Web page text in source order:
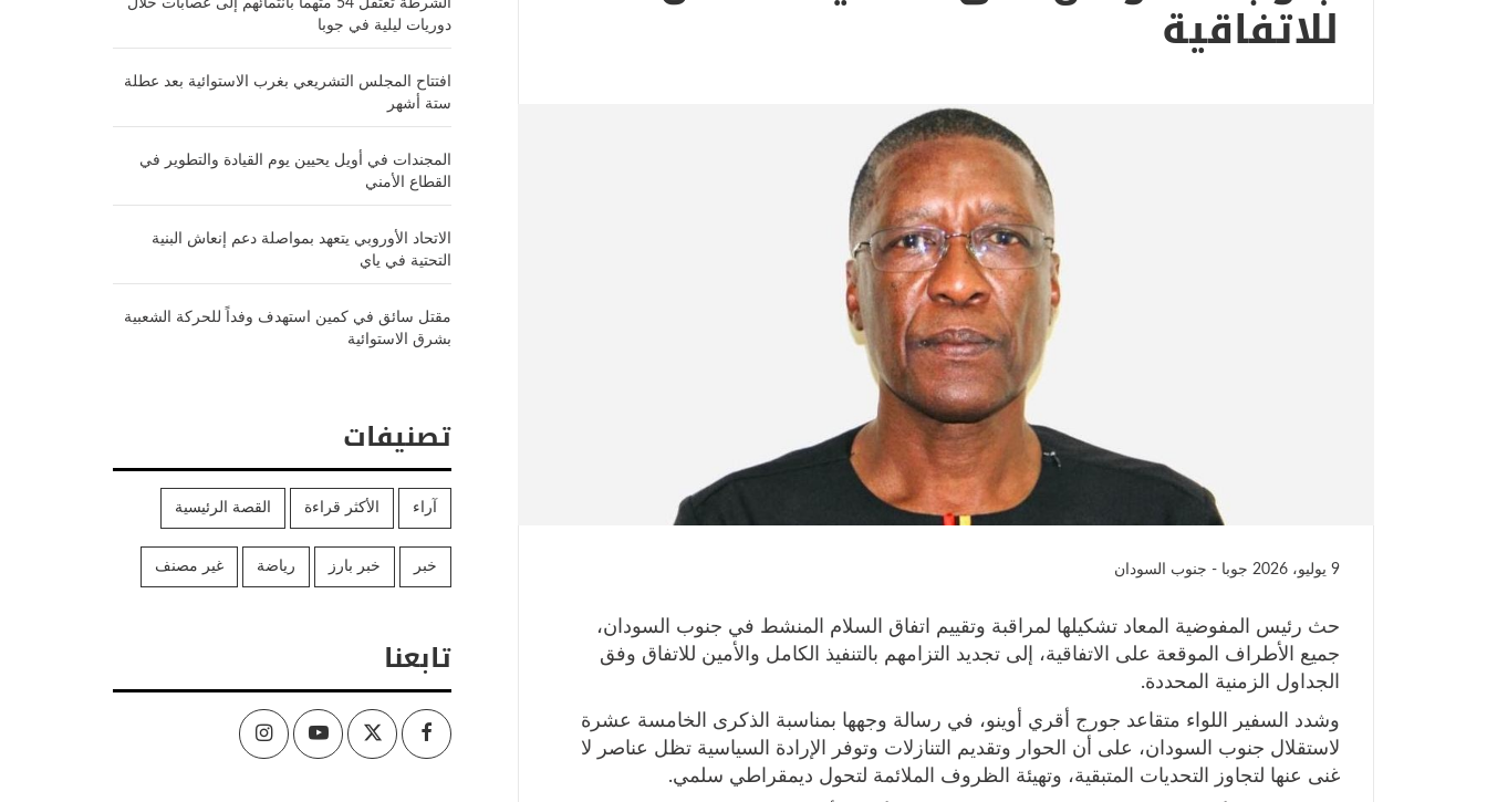
للاتفاقية
9 يوليو، 2026 جوبا - جنوب السودان
حث رئيس المفوضية المعاد تشكيلها لمراقبة وتقييم اتفاق السلام المنشط في جنوب السودان،
جميع الأطراف الموقعة على الاتفاقية، إلى تجديد التزامهم بالتنفيذ الكامل والأمين للاتفاق وفق
الجداول الزمنية المحددة.
وشدد السفير اللواء متقاعد جورج أقري أوينو، في رسالة وجهها بمناسبة الذكرى الخامسة عشرة
لاستقلال جنوب السودان، على أن الحوار وتقديم التنازلات وتوفر الإرادة السياسية تظل عناصر لا
غنى عنها لتجاوز التحديات المتبقية، وتهيئة الظروف الملائمة لتحول ديمقراطي سلمي.
الشرطة تعتقل 54 متهماً بانتمائهم إلى عصابات خلال
دوريات ليلية في جوبا
افتتاح المجلس التشريعي بغرب الاستوائية بعد عطلة
ستة أشهر
المجندات في أويل يحيين يوم القيادة والتطوير في
القطاع الأمني
الاتحاد الأوروبي يتعهد بمواصلة دعم إنعاش البنية
التحتية في ياي
مقتل سائق في كمين استهدف وفداً للحركة الشعبية
بشرق الاستوائية
تصنيفات
آراء الأكثر قراءة القصة الرئيسية
خبر خبر بارز رياضة غير مصنف
تابعنا
Facebook
Twitter
Youtube
Instagram